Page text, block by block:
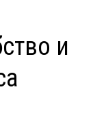
и